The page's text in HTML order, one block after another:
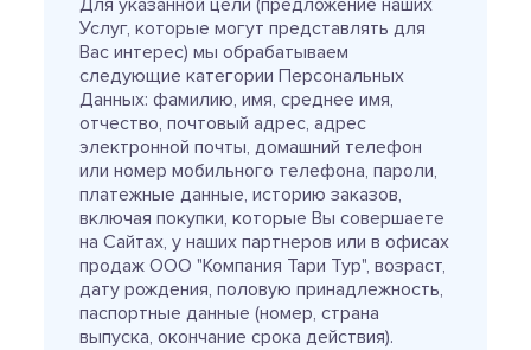
Для указанной цели (предложение наших
Услуг, которые могут представлять для
Вас интерес) мы обрабатываем
следующие категории Персональных
Данных: фамилию, имя, среднее имя,
отчество, почтовый адрес, адрес
электронной почты, домашний телефон
или номер мобильного телефона, пароли,
платежные данные, историю заказов,
включая покупки, которые Вы совершаете
на Сайтах, у наших партнеров или в офисах
продаж ООО "Компания Тари Тур", возраст,
дату рождения, половую принадлежность,
паспортные данные (номер, страна
выпуска, окончание срока действия).